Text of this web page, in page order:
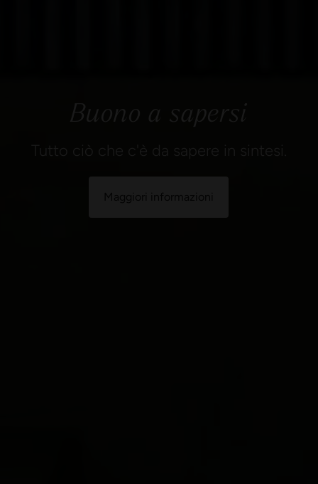
Buono a sapersi
Tutto ciò che c'è da sapere in sintesi.